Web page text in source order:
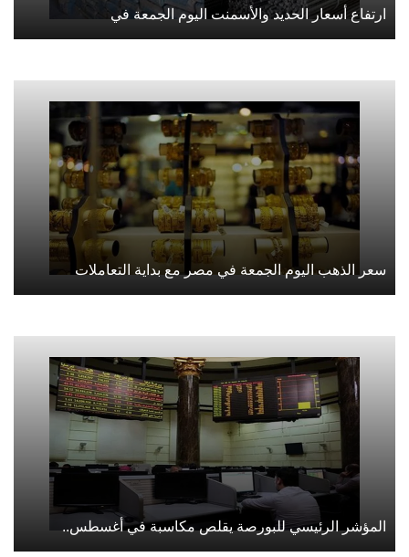
ارتفاع أسعار الحديد والأسمنت اليوم الجمعة في
سعر الذهب اليوم الجمعة في مصر مع بداية التعاملات
المؤشر الرئيسي للبورصة يقلص مكاسبة في أغسطس..